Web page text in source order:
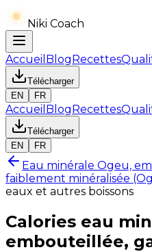
Niki Coach
Accueil BlogRecettes
Télécharger
EN
FR
Accueil BlogRecettes
Télécharger
EN
FR
Eau minérale Ogeu,
faiblement minéralisée
eaux et autres boissons
Calories eau
embouteillée,